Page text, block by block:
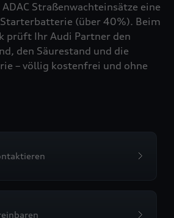
Straßenwachteinsätze eine
(über 40%). Beim
prüft Ihr Audi Partner den
den Säurestand und die
– völlig kostenfrei und ohne